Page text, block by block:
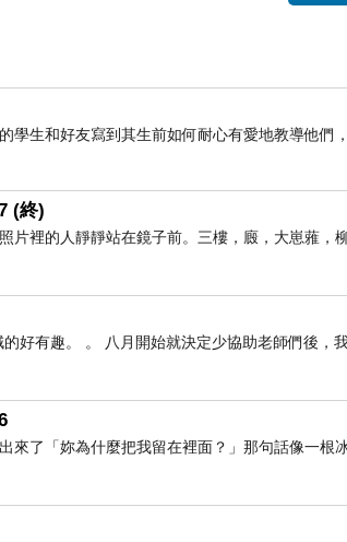
學生和好友寫到其生前如何耐心有愛地教導他們
(終)
片裡的人靜靜站在鏡子前。三樓，廄，大崽蕥，
好有趣。 。 八月開始就決定少協助老師們後，
來了「妳為什麼把我留在裡面？」那句話像一